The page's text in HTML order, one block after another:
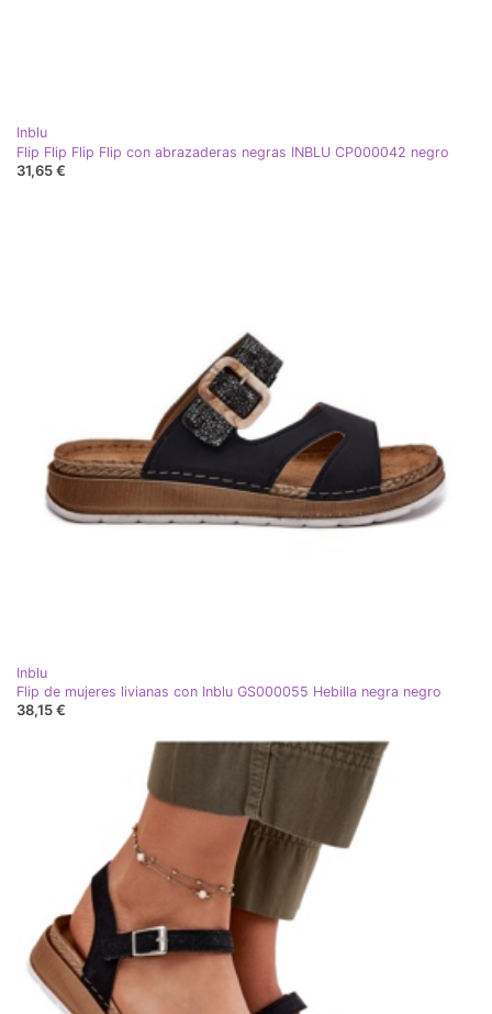
Inblu
Flip Flip Flip Flip con abrazaderas negras INBLU CP000042 negro
31,65 €
Inblu
Flip de mujeres livianas con Inblu GS000055 Hebilla negra negro
38,15 €